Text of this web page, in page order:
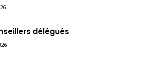
délégués